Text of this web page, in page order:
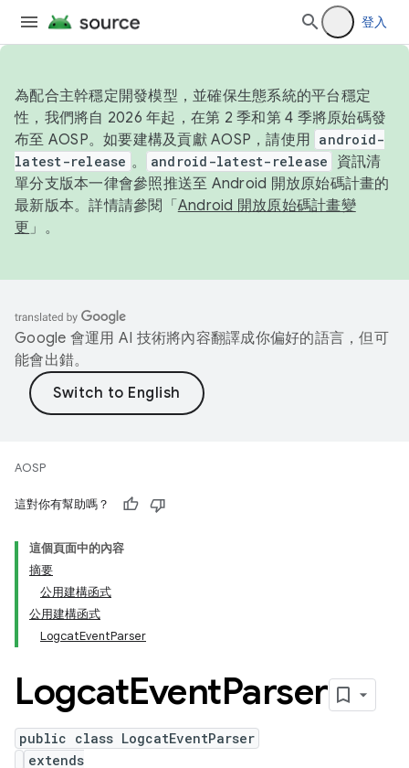
登入
為配合主幹穩定開發模型，並確保生態系統的平台穩定
性，我們將自 2026 年起，在第 2 季和第 4 季將原始碼發
布至 AOSP。如要建構及貢獻 AOSP，請使用 android-
latest-release 。 android-latest-release
資訊清
單分支版本一律會參照推送至 Android 開放原始碼計畫的
最新版本。詳情請參閱「 Android 開放原始碼計畫變
更 」。
Google 會運用 AI 技術將內容翻譯成你偏好的語言，但可
能會出錯。
AOSP
這對你有幫助嗎？
這個頁面中的內容
摘要
公用建構函式
公用建構函式
LogcatEventParser
LogcatEventParser
public class LogcatEventParser
extends